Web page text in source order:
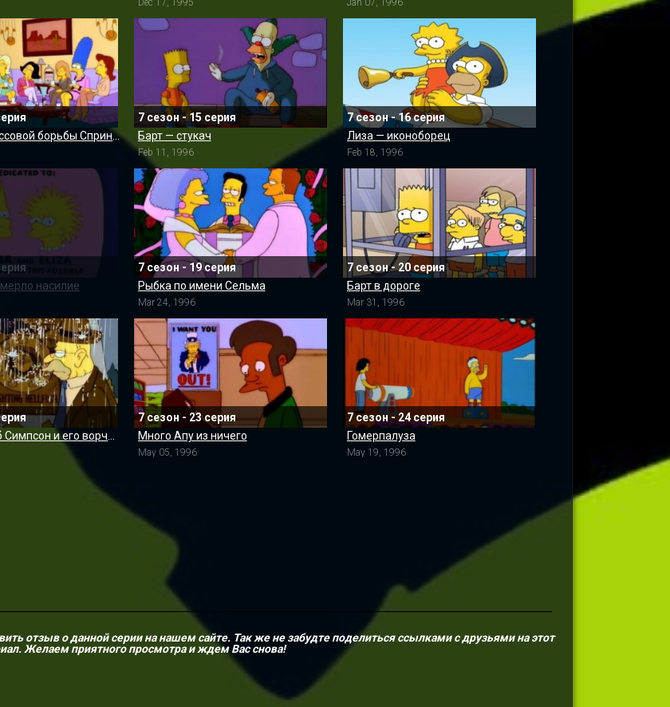
Dec 17, 1995 Jan 07, 1996
Сцены из классовой борьбы Спрингфилда
7 сезон - 15 серия
Барт — стукач
Feb 11, 1996
7 сезон - 16 серия
Лиза — иконоборец
Feb 18, 1996
насилие
7 сезон - 19 серия
Рыбка по имени Сельма
Mar 24, 1996
7 сезон - 20 серия
Барт в дороге
Mar 31, 1996
7 сезон - 23 серия
Много Апу из ничего
May 05, 1996
7 сезон - 24 серия
Гомерпалуза
May 19, 1996
отзыв о данной серии на нашем сайте. Так же не забудте поделиться ссылками с друзьями на этот
Желаем приятного просмотра и ждем Вас снова!